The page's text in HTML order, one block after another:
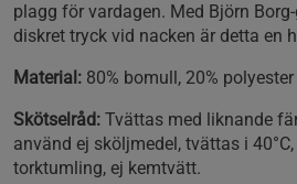
plagg för vardagen. Med Björn
diskret tryck vid nacken är detta en
Material: 80% bomull, 20%
Skötselråd: Tvättas med liknande
använd ej sköljmedel, tvättas i
torktumling, ej kemtvätt.